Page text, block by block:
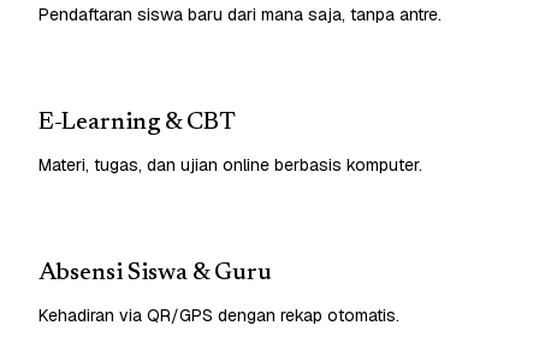
Pendaftaran siswa baru dari mana saja, tanpa antre.
E-Learning & CBT
Materi, tugas, dan ujian online berbasis komputer.
Absensi Siswa & Guru
Kehadiran via QR/GPS dengan rekap otomatis.